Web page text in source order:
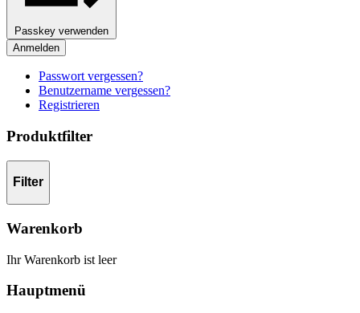
Passkey verwenden
Anmelden
Passwort vergessen?
Benutzername vergessen?
Registrieren
Produktfilter
Filter
Warenkorb
Ihr Warenkorb ist leer
Hauptmenü